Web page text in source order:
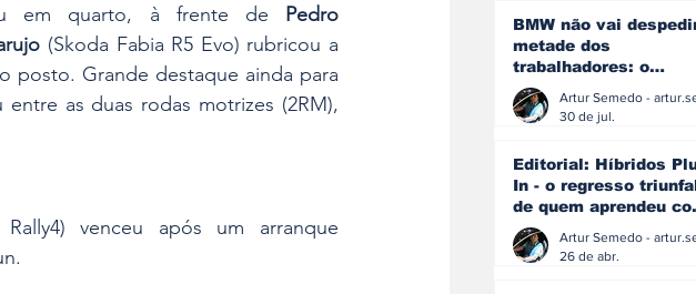
em quarto, à frente de Pedro
(Skoda Fabia R5 Evo) rubricou a
as duas rodas motrizes (2RM),
venceu após um arranque
BMW não vai
metade dos
trabalhadores: o
problema é o
que muitos decidiram
30 de jul.
Editorial: Híbridos
In - o regresso
de quem aprendeu
os erros do passado
26 de abr.